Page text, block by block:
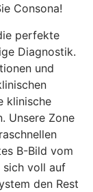
Consona!
perfekte
Diagnostik.
und
klinische
Unsere Zone
B-Bild vom
sich voll auf
den Rest